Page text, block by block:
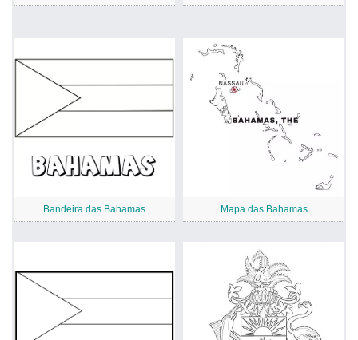
Bandeira das Bahamas Mapa das Bahamas